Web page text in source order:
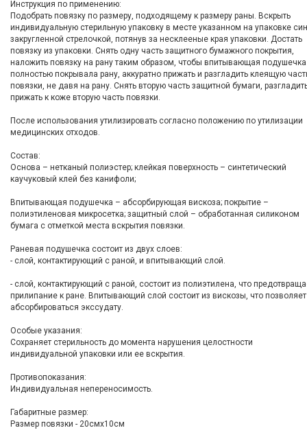
Инструкция по применению:
Подобрать повязку по размеру, подходящему к размеру раны. Вскрыть
индивидуальную стерильную упаковку в месте указанном на упаковке
закругленной стрелочкой, потянув за несклееные края упаковки. Достать
повязку из упаковки. Снять одну часть защитного бумажного покрытия,
наложить повязку на рану таким образом, чтобы впитывающая подушечка
полностью покрывала рану, аккуратно прижать и разгладить клеящую
повязки, не давя на рану. Снять вторую часть защитной бумаги,
прижать к коже вторую часть повязки.
После использования утилизировать согласно положению по утилизации
медицинских отходов.
Состав:
Основа – нетканый полиэстер; клейкая поверхность – синтетический
каучуковый клей без канифоли;
Впитывающая подушечка – абсорбирующая вискоза; покрытие –
полиэтиленовая микросетка; защитный слой – обработанная силиконом
бумага с отметкой места вскрытия повязки.
Раневая подушечка состоит из двух слоев:
- cлой, контактирующий с раной, и впитывающий слой.
- слой, контактирующий с раной, состоит из полиэтилена, что
прилипание к ране. Впитывающий слой состоит из вискозы, что позволяет
абсорбироваться экссудату.
Особые указания:
Сохраняет стерильность до момента нарушения целостности
индивидуальной упаковки или ее вскрытия.
Противопоказания:
Индивидуальная непереносимость.
Габаритные размер:
Размер повязки - 20смх10см